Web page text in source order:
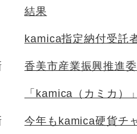
結果
kamica指定納付受託
香美市産業振興推進
「kamica（カミカ）
今年もkamica硬貨チ